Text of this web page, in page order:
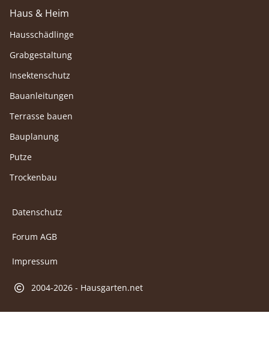
Haus & Heim
Hausschädlinge
Grabgestaltung
Insektenschutz
Bauanleitungen
Terrasse bauen
Bauplanung
Putze
Trockenbau
Datenschutz
Forum AGB
Impressum
2004-2026 - Hausgarten.net